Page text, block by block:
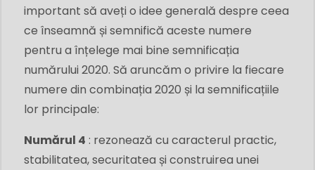
important să aveți o idee generală despre ceea
ce înseamnă și semnifică aceste numere
pentru a înțelege mai bine semnificația
numărului 2020. Să aruncăm o privire la fiecare
numere din combinația 2020 și la semnificațiile
lor principale:
Numărul 4 : rezonează cu caracterul practic,
stabilitatea, securitatea și construirea unei